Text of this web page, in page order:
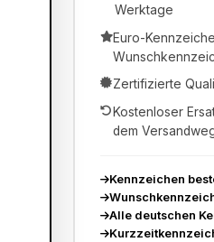
Werktage
Euro-
Zertifizierte
Kostenloser
dem
Kennzeichen
Alle deutschen